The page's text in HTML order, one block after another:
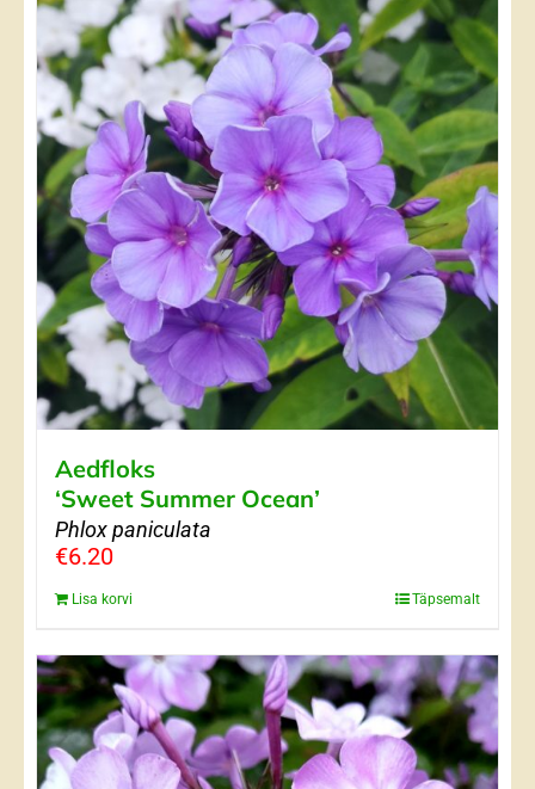
Aedfloks
‘Sweet Summer Ocean’
Phlox paniculata
€6.20
Lisa korvi Täpsemalt